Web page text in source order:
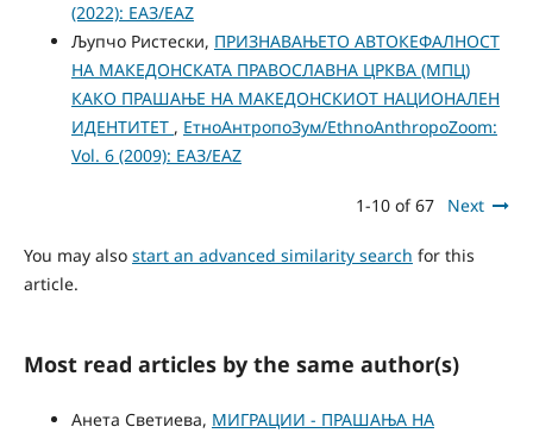
(2022): ЕАЗ/EAZ
Љупчо Ристески, ПРИЗНАВАЊЕТО АВТОКЕФАЛНОСТ
НА МАКЕДОНСКАТА ПРАВОСЛАВНА ЦРКВА (МПЦ)
КАКО ПРАШАЊЕ НА МАКЕДОНСКИОТ НАЦИОНАЛЕН
ИДЕНТИТЕТ , ЕтноАнтропоЗум/EthnoAnthropoZoom:
Vol. 6 (2009): ЕАЗ/EAZ
1-10 of 67 Next
You may also start an advanced similarity search for this
article.
Most read articles by the same author(s)
Анета Светиева, МИГРАЦИИ - ПРАШАЊА НА